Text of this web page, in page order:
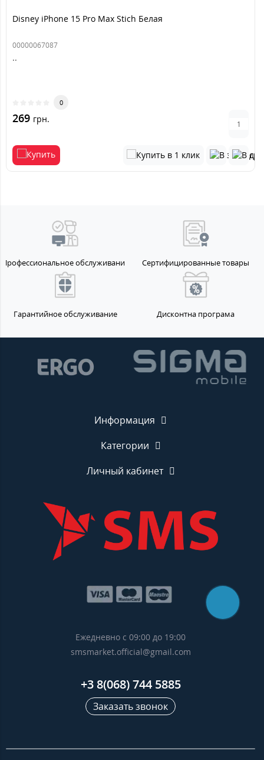
Disney iPhone 15 Pro Max Stich Белая
00000067087
..
0
269 грн.
Профессиональное обслуживание Сертифицированные товары
Гарантийное обслуживание Дисконтна програма
Информация
Категории
Личный кабинет
Ежедневно с 09:00 до 19:00
smsmarket.official@gmail.com
+3 8(068) 744 5885
Заказать звонок